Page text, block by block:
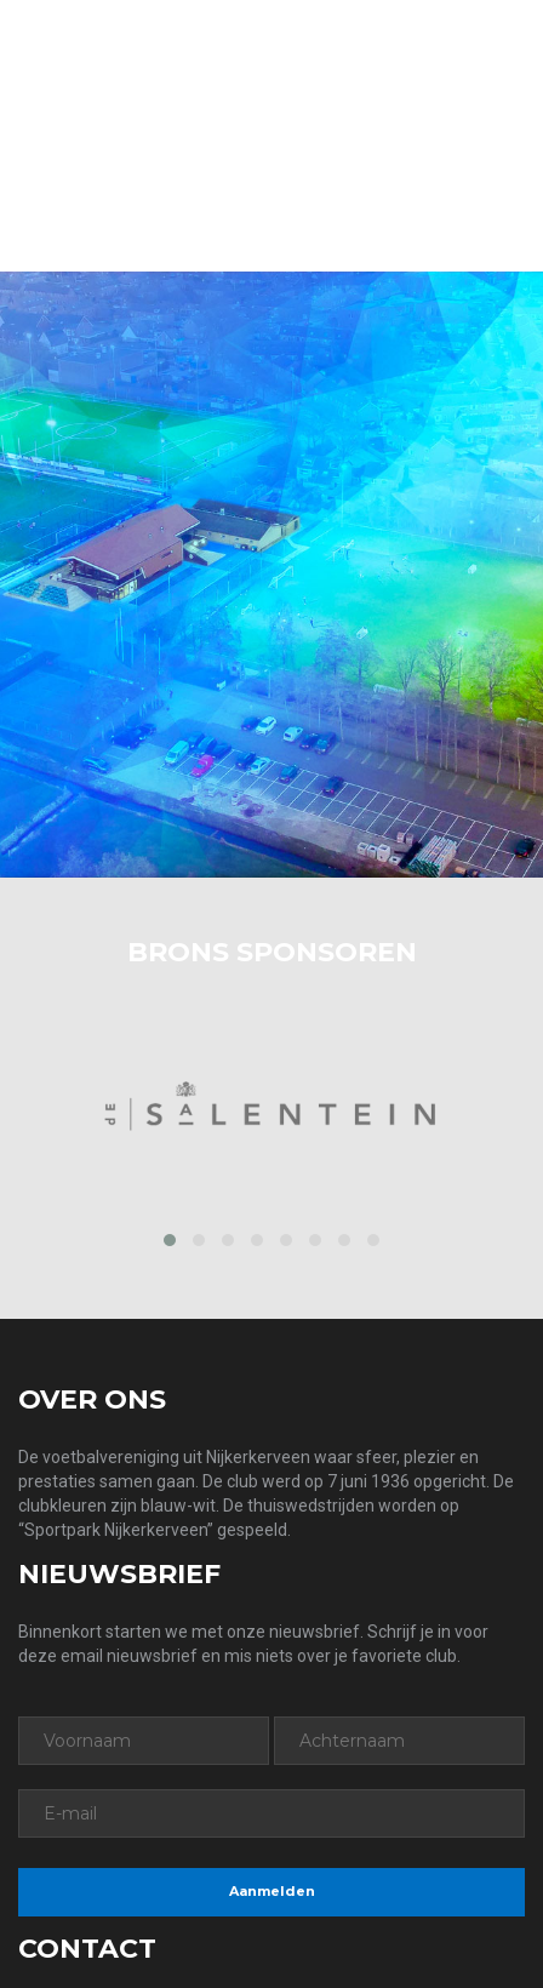
BRONS SPONSOREN
OVER ONS
De voetbalvereniging uit Nijkerkerveen waar sfeer, plezier en
prestaties samen gaan. De club werd op 7 juni 1936 opgericht. De
clubkleuren zijn blauw-wit. De thuiswedstrijden worden op
“Sportpark Nijkerkerveen” gespeeld.
NIEUWSBRIEF
Binnenkort starten we met onze nieuwsbrief. Schrijf je in voor
deze email nieuwsbrief en mis niets over je favoriete club.
CONTACT